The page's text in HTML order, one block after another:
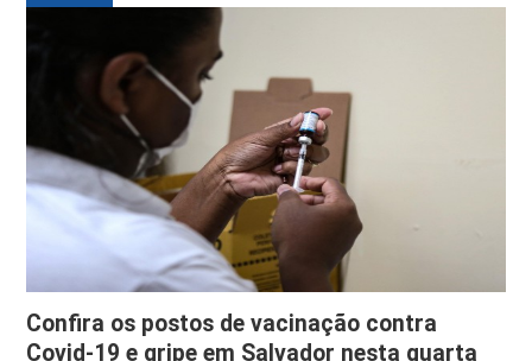
Confira os postos de vacinação contra
Covid-19 e gripe em Salvador nesta quarta